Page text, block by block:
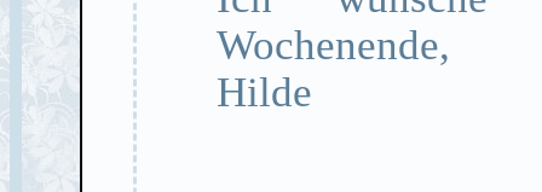
Wochenende,
Hilde